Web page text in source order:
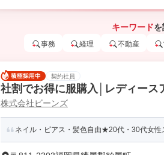
キーワード
事務 経理 不動産
契約社員
社割でお得に服購入│レディース
株式会社ビーンズ
ネイル・ピアス・髪色自由★20代・30代女性